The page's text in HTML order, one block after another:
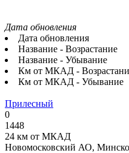
Дата обновления
Дата обновления
Название - Возрастание
Название - Убывание
Км от МКАД -
Км от МКАД - Убывание
Прилесный
0
1448
24 км от МКАД
Новомосковский АО,